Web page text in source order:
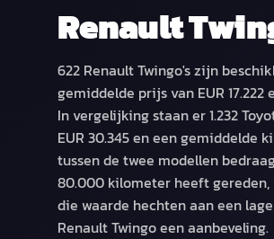
Renault
622 Renault Twingo's zijn
gemiddelde prijs van EUR
In vergelijking staan er 1.232
EUR 30.345 en een gemiddelde
tussen de twee modellen
80.000 kilometer heeft gereden,
die waarde hechten aan een
Renault Twingo een aanbeveling.